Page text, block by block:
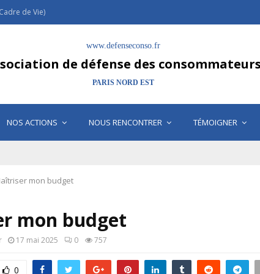
de Vie)
www.defenseconso.fr
de défense des consommateurs
PARIS NORD EST
NOS ACTIONS NOUS RENCONTRER TÉMOIGNER
mon budget
mon budget
17 mai 2025 0 757
0